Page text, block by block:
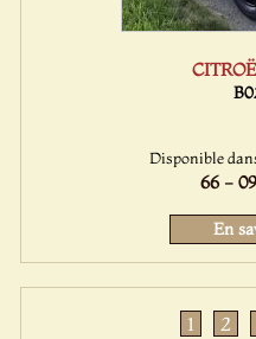
Disponible
66 -
En
1 2